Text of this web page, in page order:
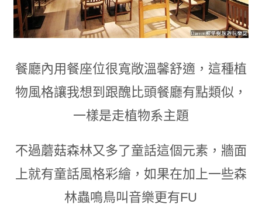
餐廳內用餐座位很寬敞溫馨舒適 ， 這種植
物風格讓我想到跟醜比頭餐廳有點類似 ，
一樣是走植物系主題
不過蘑菇森林又多了童話這個元素 ， 牆面
上就有童話風格彩繪， 如果在加上一些森
林蟲鳴鳥叫音樂更有FU